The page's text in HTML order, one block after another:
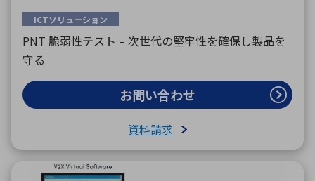
ICTソリューション
PNT 脆弱性テスト – 次世代の堅牢性を確保し製品を
守る
お問い合わせ
資料請求